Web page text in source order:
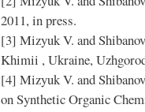
2011, in press.
[3] Mizyuk V. and
Khimii , Ukraine,
[4] Mizyuk V. and
on Synthetic Organic